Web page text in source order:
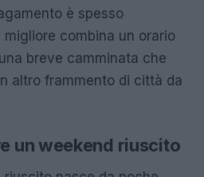
è spesso
combina un orario
breve camminata che
altro frammento di città da
un weekend riuscito